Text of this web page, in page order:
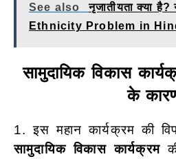
See also
नृजातीयता क्या है?
Ethnicity Problem in
सामुदायिक विकास
के
1. इस महान कार्यक्रम की
सामुदायिक विकास कार्यक्रम